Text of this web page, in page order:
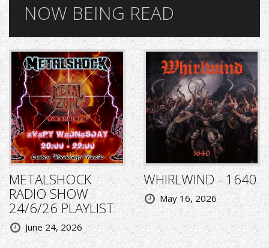
NOW BEING READ
METALSHOCK
RADIO SHOW
24/6/26 PLAYLIST
June 24, 2026
WHIRLWIND - 1640
May 16, 2026